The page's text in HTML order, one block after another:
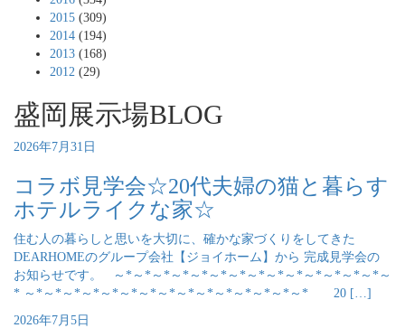
2015 (309)
2014 (194)
2013 (168)
2012 (29)
盛岡展示場BLOG
2026年7月31日
コラボ見学会☆20代夫婦の猫と暮らす
ホテルライクな家☆
住む人の暮らしと思いを大切に、確かな家づくりをしてきた
DEARHOMEのグループ会社【ジョイホーム】から 完成見学会の
お知らせです。 ～*～*～*～*～*～*～*～*～*～*～*～*～*～*～
* ～*～*～*～*～*～*～*～*～*～*～*～*～*～*～* 20 […]
2026年7月5日